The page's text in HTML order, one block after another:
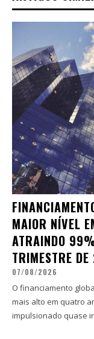
MAIOR NÍVEL
ATRAINDO
TRIMESTRE
07/08/2026
O financiamento
mais alto em quatro
impulsionado quase